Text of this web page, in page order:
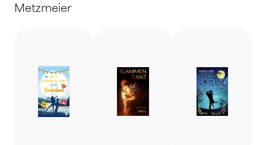
Metzmeier